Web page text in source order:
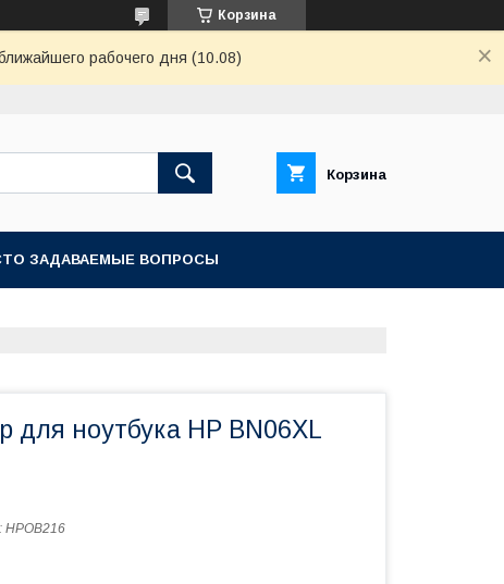
Корзина
рабочего дня (10.08)
Корзина
ЗАДАВАЕМЫЕ ВОПРОСЫ
для ноутбука HP BN06XL
HPOB216